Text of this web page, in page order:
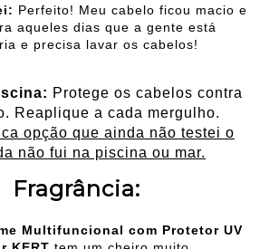
Perfeito! Meu cabelo ficou macio e
aqueles dias que a gente está
e precisa lavar os cabelos!
Protege os cabelos contra
Reaplique a cada mergulho.
opção que ainda não testei o
não fui na piscina ou mar.
Fragrância:
Multifuncional com Protetor UV